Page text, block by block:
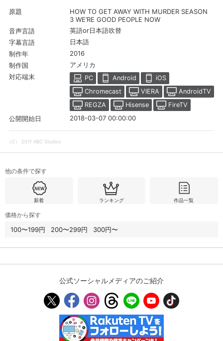
会員設定 会員情報
会員情報変更
基本情報、本人連絡先、パスワード 、クレ
ジットカード情報の変更が可能です。
決済方法の変更が可能です。
Myクーポン
現在獲得済みのお得なクーポンを確認でき
ます。
購入履歴
と便利です。
お気に入りに登録した作品を確認できま
能です。
サイト内の閲覧履歴を確認できます。履歴
の削除も可能です。
サイト内で表示される作品の表示制限が可
能です。5段階の年齢区分から選択できま
す。
原題
HOW TO GET AWAY WITH MURDER SEASON
3 WE’RE GOOD PEOPLE NOW
音声言語 英語or日本語吹替
字幕言語 日本語
制作年 2016
制作国 アメリカ
対応端末 PC Android
iOS
Chromecast
VIERA
AndroidTV
REGZA
Hisense
FireTV
公開開始日
2018-03-07 00:00:00
（C） 2017 ABC Studios
他の条件で探す
新着 ランキング 作品一覧
価格から探す
100〜199円 200〜299円 300円〜
公式ソーシャルメディアのご紹介